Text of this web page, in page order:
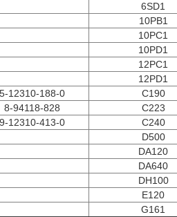
6SD1
10PB1
10PC1
10PD1
12PC1
12PD1
5-12310-188-0 C190
8-94118-828 C223
9-12310-413-0 C240
D500
DA120
DA640
DH100
E120
G161